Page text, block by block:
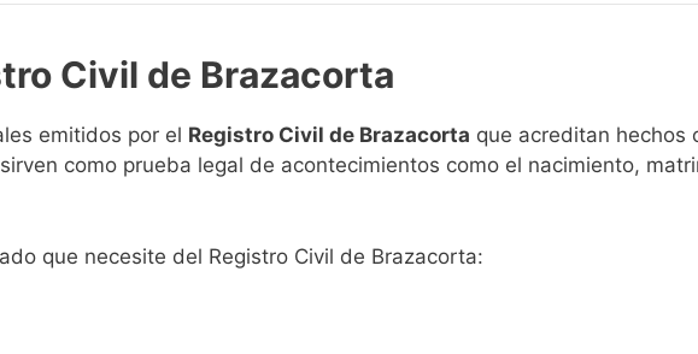
Civil de Brazacorta
emitidos por el Registro Civil de Brazacorta que acreditan hechos
como prueba legal de acontecimientos como el nacimiento,
que necesite del Registro Civil de Brazacorta: